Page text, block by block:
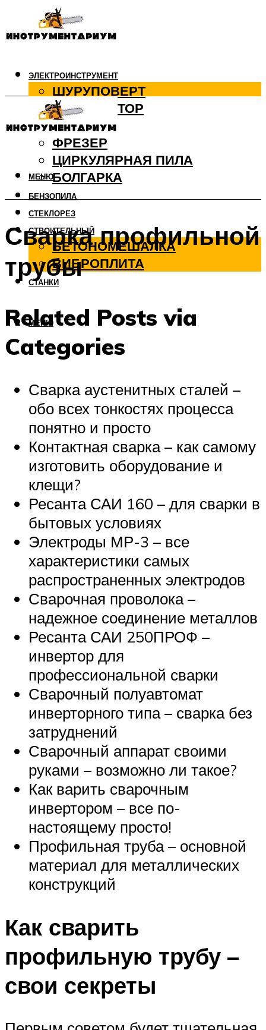
ЭЛЕКТРОИНСТРУМЕНТ
ШУРУПОВЕРТ
ПЕРФОРАТОР
ДРЕЛЬ
ФРЕЗЕР
ЦИРКУЛЯРНАЯ ПИЛА
БОЛГАРКА
БЕНЗОПИЛА
СТЕКЛОРЕЗ
СТРОИТЕЛЬНЫЙ
БЕТОНОМЕШАЛКА
ВИБРОПЛИТА
СТАНКИ
МЕНЮ
МЕНЮ
Сварка профильной
трубы
Related Posts via
Categories
Сварка аустенитных сталей –
обо всех тонкостях процесса
понятно и просто
Контактная сварка – как самому
изготовить оборудование и
клещи?
Ресанта САИ 160 – для сварки в
бытовых условиях
Электроды МР-3 – все
характеристики самых
распространенных электродов
Сварочная проволока –
надежное соединение металлов
Ресанта САИ 250ПРОФ –
инвертор для
профессиональной сварки
Сварочный полуавтомат
инверторного типа – сварка без
затруднений
Сварочный аппарат своими
руками – возможно ли такое?
Как варить сварочным
инвертором – все по-
настоящему просто!
Профильная труба – основной
материал для металлических
конструкций
Как сварить
профильную трубу –
свои секреты